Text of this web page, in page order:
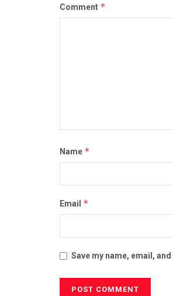
Comment *
Name *
Email *
Save my name, email,